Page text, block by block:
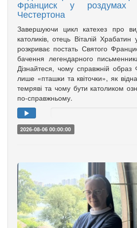
Франциск у роздумах
Честертона
Завершуючи цикл катехез про
католиків, отець Віталій Храбатин
розкриває постать Святого
бачення легендарного
Дізнайтеся, чому справжній
лише «пташки та квіточки», як
темряві та чому бути католиком
по-справжньому.
2026-08-06 00:00:00